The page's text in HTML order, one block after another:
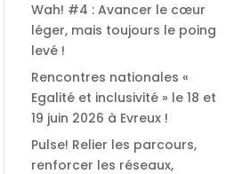
Wah! #4 : Avancer le cœur
léger, mais toujours le poing
levé !
Rencontres nationales «
Egalité et inclusivité » le 18 et
19 juin 2026 à Evreux !
Pulse! Relier les parcours,
renforcer les réseaux,